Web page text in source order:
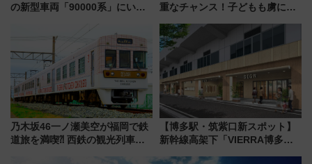
の新型車両「90000系」にいち
向け先行試乗会でキッズアンバ
重なチャンス！子どもも虜にな
メのタッチングプール」【夏休
み限定企画】
乃木坂46一ノ瀬美空が福岡で鉄
道旅を満喫⁈ 西鉄の観光列車
【博多駅・筑紫口新スポット】
新幹線高架下「VIERRA博多テ